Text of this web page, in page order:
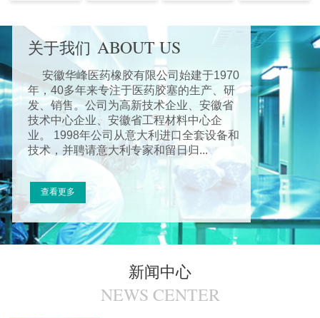
关于我们 ABOUT US
安徽华峰医药橡胶有限公司始建于1970
年，40多年来专注于医药胶塞的生产、研
发、销售。公司为高新技术企业、安徽省
技术中心企业、安徽省工程材料中心企
业。 1998年公司从意大利进口全套设备和
技术，并聘请意大利专家和留日归...
查看更多
新闻中心
NEWS CENTER